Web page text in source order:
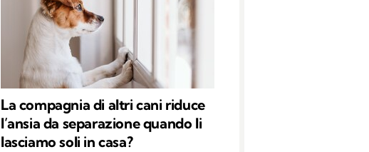
La compagnia di altri cani riduce
l’ansia da separazione quando li
lasciamo soli in casa?